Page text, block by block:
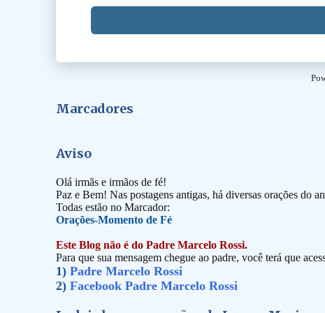
Marcadores
Aviso
Olá irmãs e irmãos de fé!
Paz e Bem! Nas postagens antigas, há diversas orações do
Todas estão no Marcador:
Orações-Momento de Fé
Este Blog não é do Padre Marcelo Rossi.
Para que sua mensagem chegue ao padre, você terá que
1) Padre Marcelo Rossi
2) Facebook Padre Marcelo Rossi